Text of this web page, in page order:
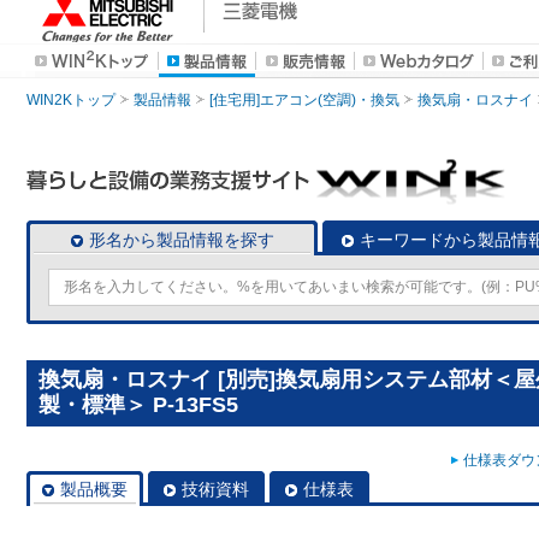
WIN2Kトップ 製品情報 [住宅用]エアコン(空調)・換気 換気扇・ロスナイ
形名から製品情報を探す キーワードから製品情
換気扇・ロスナイ [別売]換気扇用システム部材＜
製・標準＞ P-13FS5
仕様表ダ
製品概要 技術資料 仕様表